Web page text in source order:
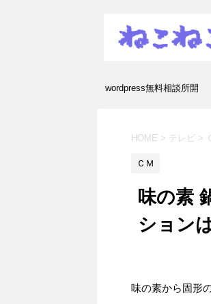
wordpress無料相談所開
ます！
HOME > テレビ >
ＣＭ
味の素
ション
味の素から固形